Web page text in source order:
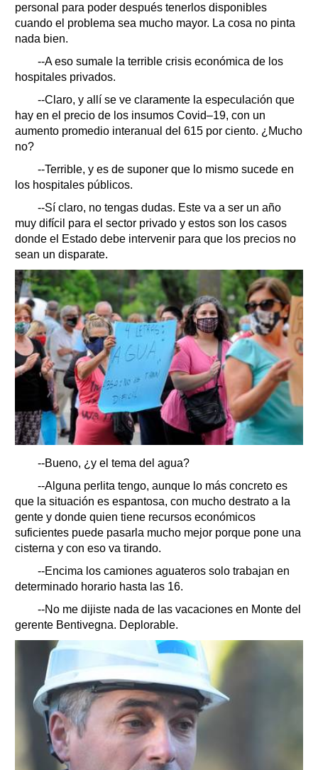
personal para poder después tenerlos disponibles
cuando el problema sea mucho mayor. La cosa no pinta
nada bien.
--A eso sumale la terrible crisis económica de los
hospitales privados.
--Claro, y allí se ve claramente la especulación que
hay en el precio de los insumos Covid–19, con un
aumento promedio interanual del 615 por ciento. ¿Mucho
no?
--Terrible, y es de suponer que lo mismo sucede en
los hospitales públicos.
--Sí claro, no tengas dudas. Este va a ser un año
muy difícil para el sector privado y estos son los casos
donde el Estado debe intervenir para que los precios no
sean un disparate.
--Bueno, ¿y el tema del agua?
--Alguna perlita tengo, aunque lo más concreto es
que la situación es espantosa, con mucho destrato a la
gente y donde quien tiene recursos económicos
suficientes puede pasarla mucho mejor porque pone una
cisterna y con eso va tirando.
--Encima los camiones aguateros solo trabajan en
determinado horario hasta las 16.
--No me dijiste nada de las vacaciones en Monte del
gerente Bentivegna. Deplorable.